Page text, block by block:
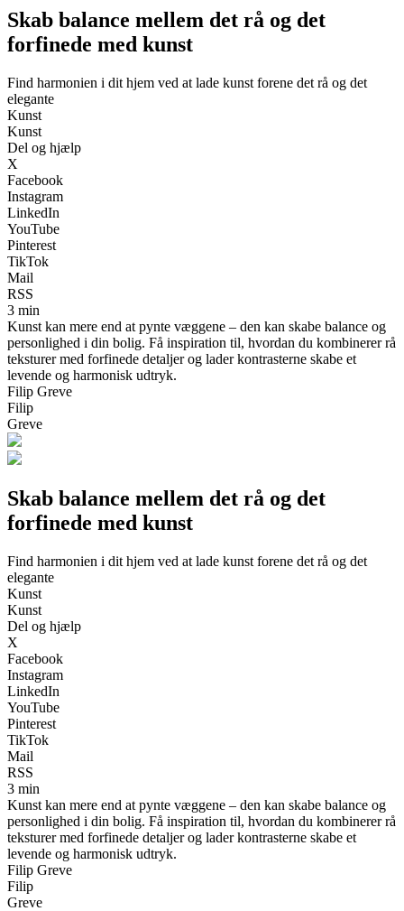
Skab balance mellem det rå og det
forfinede med kunst
Find harmonien i dit hjem ved at lade kunst forene det rå og det
elegante
Kunst
Kunst
Del og hjælp
X
Facebook
Instagram
LinkedIn
YouTube
Pinterest
TikTok
Mail
RSS
3 min
Kunst kan mere end at pynte væggene – den kan skabe balance og
personlighed i din bolig. Få inspiration til, hvordan du kombinerer rå
teksturer med forfinede detaljer og lader kontrasterne skabe et
levende og harmonisk udtryk.
Filip Greve
Filip
Greve
Skab balance mellem det rå og det
forfinede med kunst
Find harmonien i dit hjem ved at lade kunst forene det rå og det
elegante
Kunst
Kunst
Del og hjælp
X
Facebook
Instagram
LinkedIn
YouTube
Pinterest
TikTok
Mail
RSS
3 min
Kunst kan mere end at pynte væggene – den kan skabe balance og
personlighed i din bolig. Få inspiration til, hvordan du kombinerer rå
teksturer med forfinede detaljer og lader kontrasterne skabe et
levende og harmonisk udtryk.
Filip Greve
Filip
Greve